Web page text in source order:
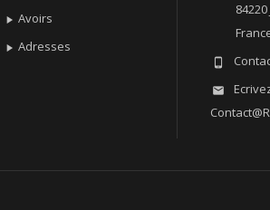
 Avoirs
 Adresses
84220

